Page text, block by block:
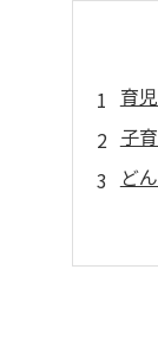
育
子
ど
子